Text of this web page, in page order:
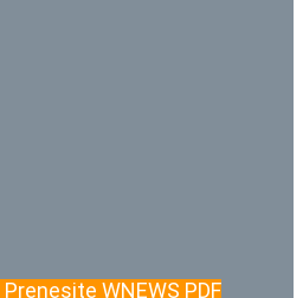
Prenesite WNEWS PDF